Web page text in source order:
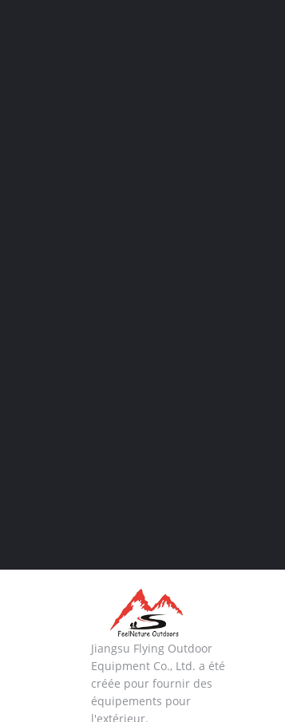
Jiangsu Flying Outdoor
Equipment Co., Ltd. a été
créée pour fournir des
équipements pour
l'extérieur.